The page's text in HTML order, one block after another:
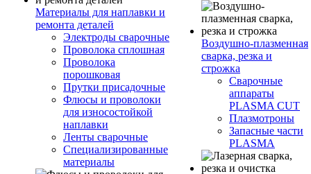
Материалы для наплавки и
ремонта деталей
Электроды сварочные
Проволока сплошная
Проволока
порошковая
Прутки присадочные
Флюсы и проволоки
для износостойкой
наплавки
Ленты сварочные
Специализированные
материалы
Воздушно-плазменная
сварка, резка и
строжка
Сварочные
аппараты
PLASMA CUT
Плазмотроны
Запасные части
PLASMA